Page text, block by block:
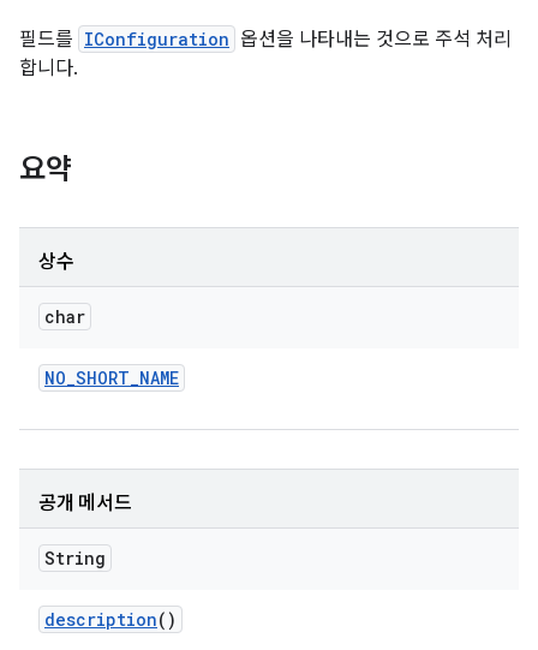
필드를 IConfiguration 옵션을 나타내는 것으로 주석 처리
합니다.
요약
상수
char
NO_SHORT_NAME
공개 메서드
String
description()